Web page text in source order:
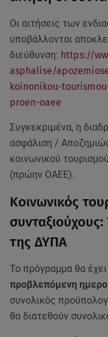
Οι αιτήσεις των
υποβάλλονται
διεύθυνση: https://
asphalise/
koinonikou-
proen-oaee
Συγκεκριμένα, η
ασφάλιση /
κοινωνικού
(πρώην ΟΑΕΕ).
Κοινωνικός
συνταξιούχους:
της ΔΥΠΑ
Το πρόγραμμα θα έχει
προβλεπόμενη
συνολικός
θα διατεθούν